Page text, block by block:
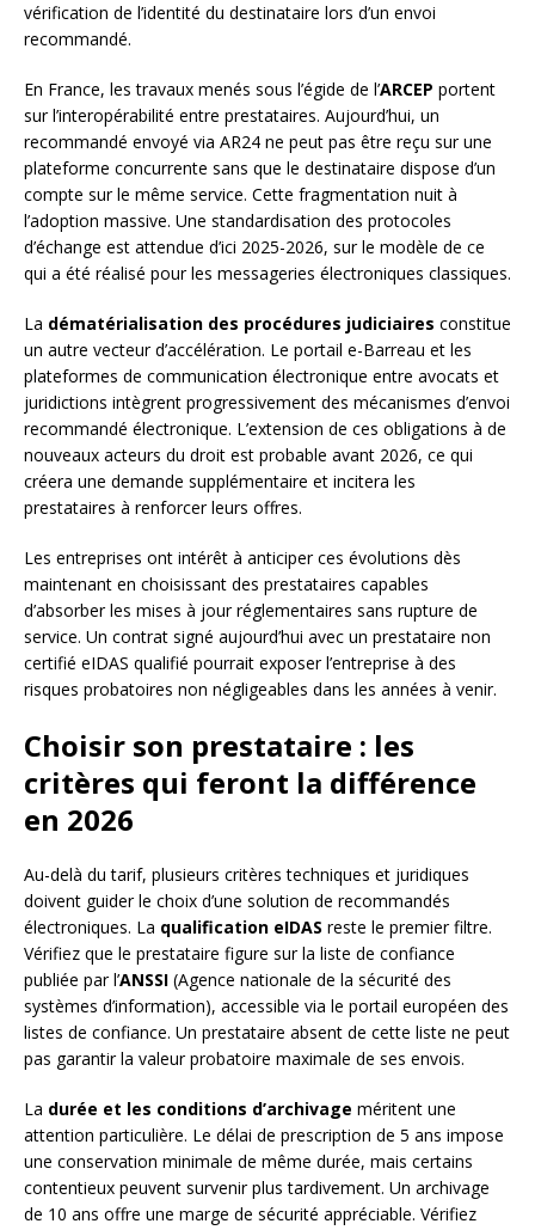
vérification de l’identité du destinataire lors d’un envoi
recommandé.
En France, les travaux menés sous l’égide de l’ARCEP portent
sur l’interopérabilité entre prestataires. Aujourd’hui, un
recommandé envoyé via AR24 ne peut pas être reçu sur une
plateforme concurrente sans que le destinataire dispose d’un
compte sur le même service. Cette fragmentation nuit à
l’adoption massive. Une standardisation des protocoles
d’échange est attendue d’ici 2025-2026, sur le modèle de ce
qui a été réalisé pour les messageries électroniques classiques.
La dématérialisation des procédures judiciaires constitue
un autre vecteur d’accélération. Le portail e-Barreau et les
plateformes de communication électronique entre avocats et
juridictions intègrent progressivement des mécanismes d’envoi
recommandé électronique. L’extension de ces obligations à de
nouveaux acteurs du droit est probable avant 2026, ce qui
créera une demande supplémentaire et incitera les
prestataires à renforcer leurs offres.
Les entreprises ont intérêt à anticiper ces évolutions dès
maintenant en choisissant des prestataires capables
d’absorber les mises à jour réglementaires sans rupture de
service. Un contrat signé aujourd’hui avec un prestataire non
certifié eIDAS qualifié pourrait exposer l’entreprise à des
risques probatoires non négligeables dans les années à venir.
Choisir son prestataire : les
critères qui feront la différence
en 2026
Au-delà du tarif, plusieurs critères techniques et juridiques
doivent guider le choix d’une solution de recommandés
électroniques. La qualification eIDAS reste le premier filtre.
Vérifiez que le prestataire figure sur la liste de confiance
publiée par l’ANSSI (Agence nationale de la sécurité des
systèmes d’information), accessible via le portail européen des
listes de confiance. Un prestataire absent de cette liste ne peut
pas garantir la valeur probatoire maximale de ses envois.
La durée et les conditions d’archivage méritent une
attention particulière. Le délai de prescription de 5 ans impose
une conservation minimale de même durée, mais certains
contentieux peuvent survenir plus tardivement. Un archivage
de 10 ans offre une marge de sécurité appréciable. Vérifiez